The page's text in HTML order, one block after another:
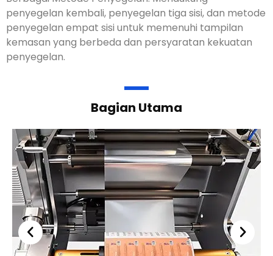
Berbagai Metode Penyegelan: Mendukung
penyegelan kembali, penyegelan tiga sisi, dan metode
penyegelan empat sisi untuk memenuhi tampilan
kemasan yang berbeda dan persyaratan kekuatan
penyegelan.
Bagian Utama